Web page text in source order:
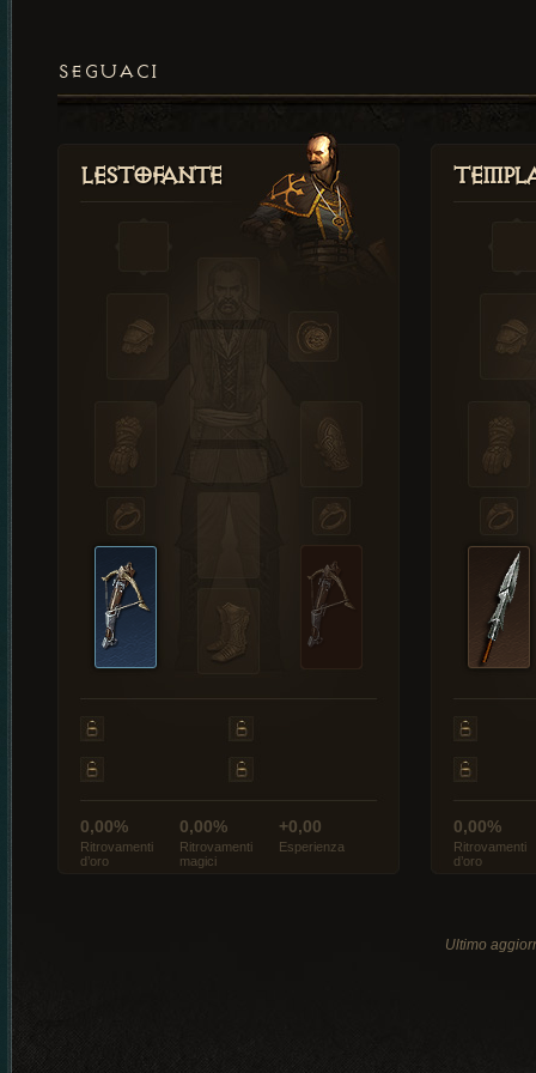
SEGUACI
Lestofante
0,00%
Ritrovamenti
d’oro
0,00%
Ritrovamenti
magici
+0,00
Esperienza
0,00%
Ritrovamenti
d’oro
Ultimo